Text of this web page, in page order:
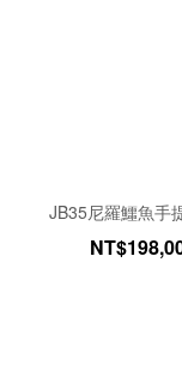
JB35尼羅鱷魚手